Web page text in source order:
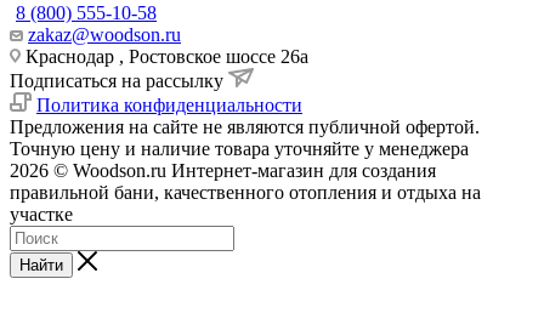
8 (800) 555-10-58
zakaz@woodson.ru
Краснодар , Ростовское шоссе 26а
Подписаться на рассылку
Политика конфиденциальности
Предложения на сайте не являются публичной офертой.
Точную цену и наличие товара уточняйте у менеджера
2026 © Woodson.ru Интернет-магазин для создания
правильной бани, качественного отопления и отдыха на
участке
Найти